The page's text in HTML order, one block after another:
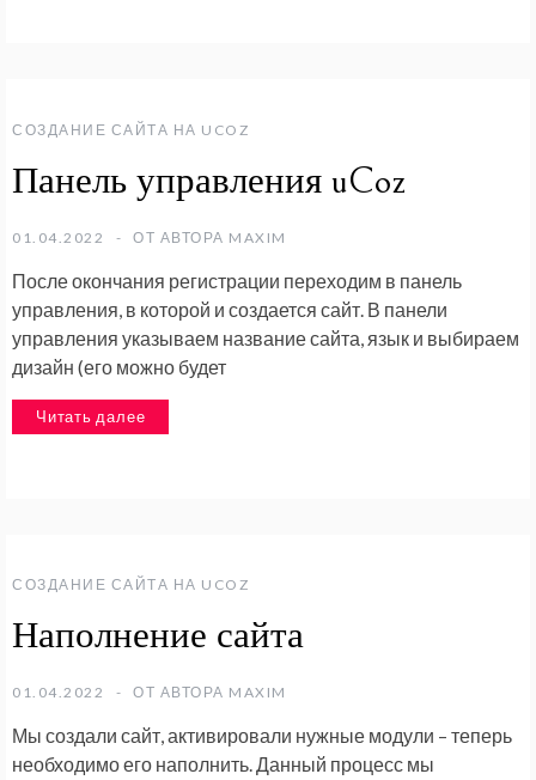
СОЗДАНИЕ САЙТА НА UCOZ
Панель управления uCoz
01.04.2022 ОТ АВТОРА MAXIM
После окончания регистрации переходим в панель
управления, в которой и создается сайт. В панели
управления указываем название сайта, язык и выбираем
дизайн (его можно будет
Читать далее
СОЗДАНИЕ САЙТА НА UCOZ
Наполнение сайта
01.04.2022 ОТ АВТОРА MAXIM
Мы создали сайт, активировали нужные модули – теперь
необходимо его наполнить. Данный процесс мы